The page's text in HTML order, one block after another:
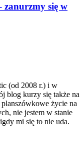
się w
(od 2008 r.) i w
blog kurzy się także na
życie na
nie jestem w stanie
mi się to nie uda.